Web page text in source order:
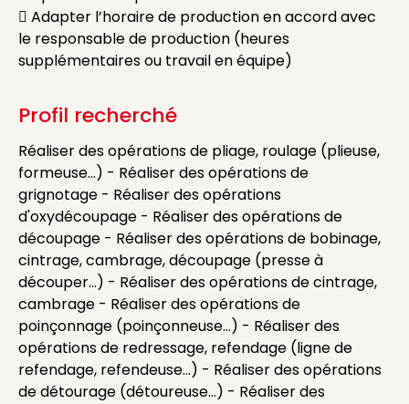
 Adapter l’horaire de production en accord avec
le responsable de production (heures
supplémentaires ou travail en équipe)
Profil recherché
Réaliser des opérations de pliage, roulage (plieuse,
formeuse...) - Réaliser des opérations de
grignotage - Réaliser des opérations
d'oxydécoupage - Réaliser des opérations de
découpage - Réaliser des opérations de bobinage,
cintrage, cambrage, découpage (presse à
découper...) - Réaliser des opérations de cintrage,
cambrage - Réaliser des opérations de
poinçonnage (poinçonneuse...) - Réaliser des
opérations de redressage, refendage (ligne de
refendage, refendeuse...) - Réaliser des opérations
de détourage (détoureuse...) - Réaliser des